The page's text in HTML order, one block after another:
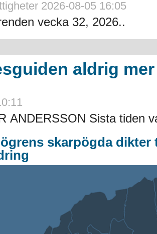
2026-08-05 16:05
vecka 32, 2026..
aldrig
ANDERSSON Sista tiden
skarpögda dikter